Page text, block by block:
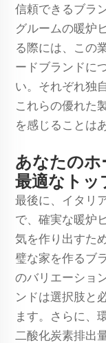
信頼できるブラ
グルームの暖炉
る際には、この
ードブランドに
い。それぞれ独
これらの優れた
を感じることは
あなたのホ
最適なトッ
最後に、イタリ
で、確実な暖炉
気を作り出すた
璧な家を作るブ
のバリエーショ
ンドは選択肢と
ます。さらに、
二酸化炭素排出